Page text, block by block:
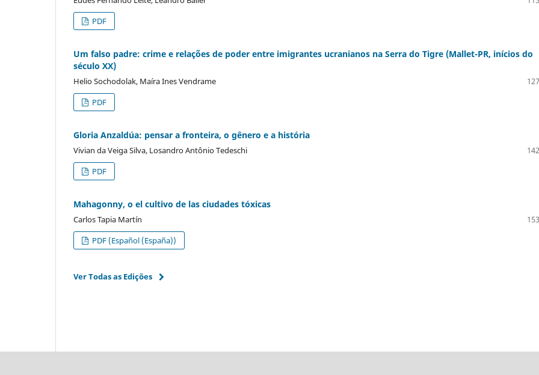
PDF
Um falso padre: crime e relações de poder entre imigrantes ucranianos na Serra do Tigre (Mallet-PR, inícios do
século XX)
Helio Sochodolak, Maíra Ines Vendrame
PDF
Gloria Anzaldúa: pensar a fronteira, o gênero e a história
Vivian da Veiga Silva, Losandro Antônio Tedeschi
PDF
Mahagonny, o el cultivo de las ciudades tóxicas
Carlos Tapia Martín
PDF (Español (España))
Ver Todas as Edições